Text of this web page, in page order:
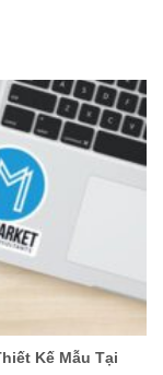
Kế Mẫu Tại